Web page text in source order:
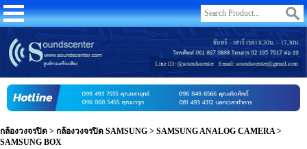
กล้องวงจรปิด > กล้องวงจรปิด SAMSUNG > SAMSUNG ANALOG CAMERA >
SAMSUNG BOX